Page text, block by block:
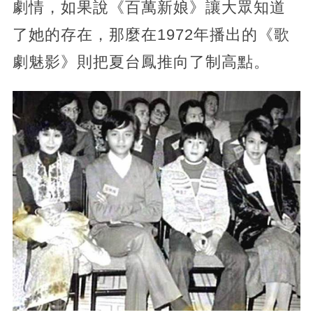
劇情，如果說《百萬新娘》讓大眾知道
了她的存在，那麼在1972年播出的《歌
劇魅影》則把夏台鳳推向了制高點。